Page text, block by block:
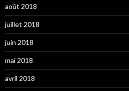
août 2018
juillet 2018
juin 2018
mai 2018
avril 2018